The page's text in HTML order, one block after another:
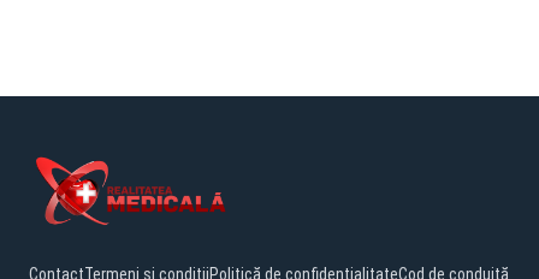
ContactTermeni și condițiiPolitică de confidențialitateCod de conduită